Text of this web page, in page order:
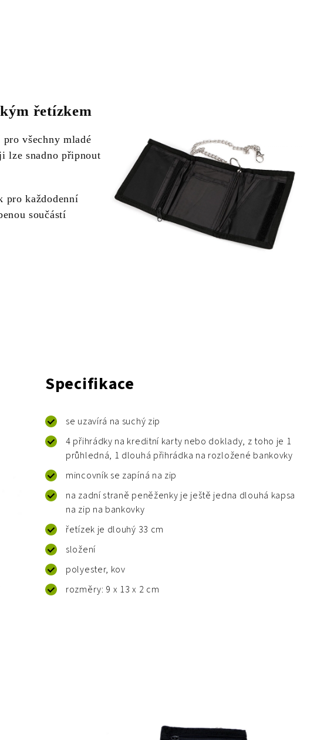
řetízkem
všechny mladé
lze snadno připnout
pro každodenní
součástí
Specifikace
se uzavírá na suchý zip
4 přihrádky na kreditní karty nebo doklady, z toho je 1
průhledná, 1 dlouhá přihrádka na rozložené bankovky
mincovník se zapíná na zip
na zadní straně peněženky je ještě jedna dlouhá kapsa
na zip na bankovky
řetízek je dlouhý 33 cm
složení
polyester, kov
rozměry: 9 x 13 x 2 cm